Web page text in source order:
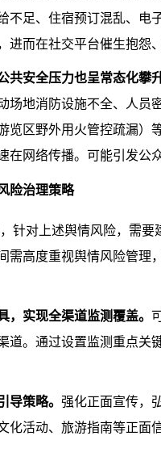
不足、住宿预订混乱、电
而在社交平台催生抱怨
共安全压力也呈常态化攀
场地消防设施不全、人员
览区野外用火管控疏漏）
在网络传播。可能引发公
险治理策略
针对上述舆情风险，需
需高度重视舆情风险管理
，实现全渠道监测覆盖。
道。通过设置监测重点关
导策略。强化正面宣传，
化活动、旅游指南等正面